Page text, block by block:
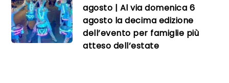
agosto | Al via domenica 6
agosto la decima edizione
dell’evento per famiglie più
atteso dell’estate